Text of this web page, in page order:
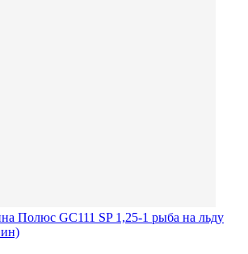
Полюс GC111 SP 1,25-1 рыба на льду